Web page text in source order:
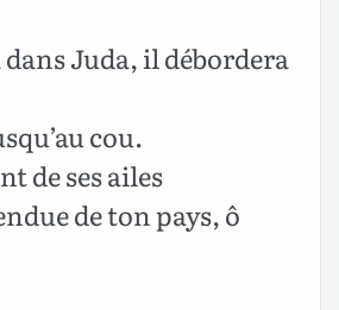
Juda, il débordera
cou.
de ses ailes
de ton pays, ô